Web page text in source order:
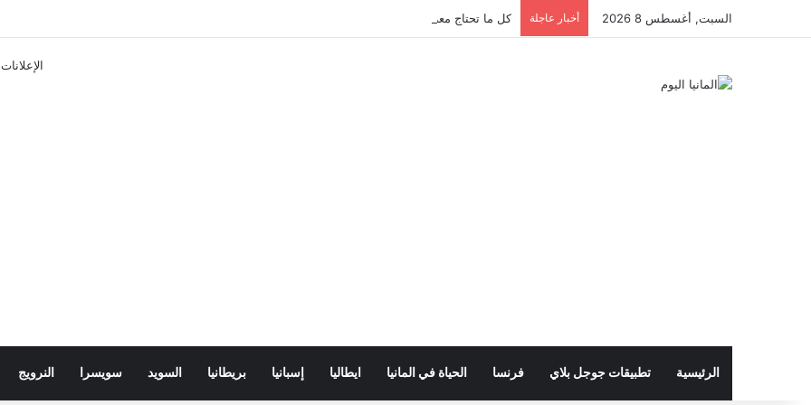
السبت, أغسطس 8 2026 أخبار عاجلة كل ما تحتاج معرفته عن تذاكر ووسائل النقل في باريس 2025
الإعلانات
الرئيسية تطبيقات جوجل بلاي فرنسا الحياة في المانيا ايطاليا إسبانيا بريطانيا السويد سويسرا النرويج